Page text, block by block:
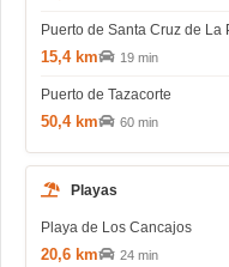
Puerto de Santa Cruz de La
15,4 km 19 min
Puerto de Tazacorte
50,4 km 60 min
Playas
Playa de Los Cancajos
20,6 km 24 min